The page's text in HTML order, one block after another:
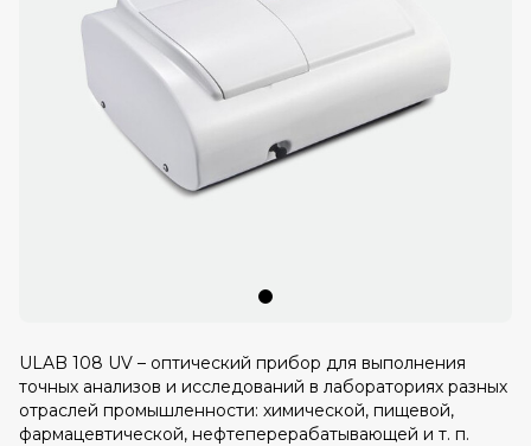
ULAB 108 UV – оптический прибор для выполнения
точных анализов и исследований в лабораториях разных
отраслей промышленности: химической, пищевой,
фармацевтической, нефтеперерабатывающей и т. п.